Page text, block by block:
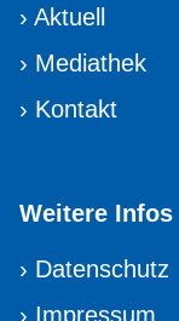
› Aktuell
› Mediathek
› Kontakt
Weitere Infos
› Datenschutz
› Impressum